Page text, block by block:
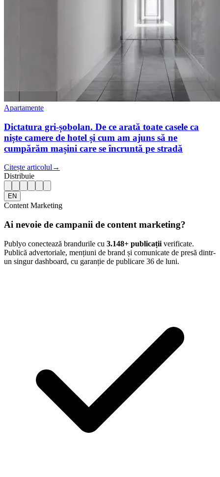
Apartamente
Dictatura gri-șobolan. De ce arată toate casele ca
niște camere de hotel și cum am ajuns să ne
cumpărăm mașini care se încruntă pe stradă
Citește articolul →
Distribuie
EN
Content Marketing
Ai nevoie de campanii de content marketing?
Publyo conectează brandurile cu 3.148+ publicații verificate.
Publică advertoriale, mențiuni de brand și comunicate de presă dintr-
un singur dashboard, cu garanție de publicare 36 de luni.